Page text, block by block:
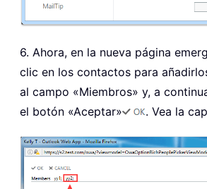
6. Ahora, en la nueva página
clic en los contactos para
al campo «Miembros» y, a
el botón «Aceptar»
. Vea la